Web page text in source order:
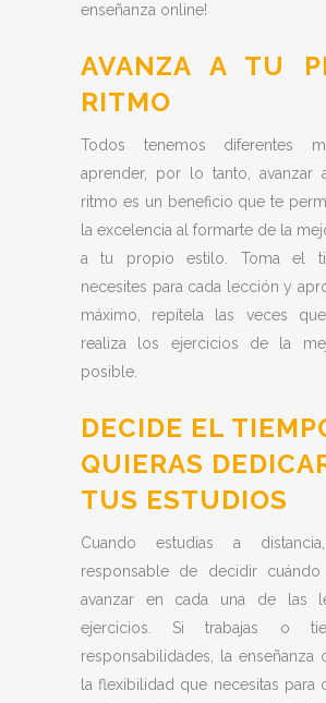
enseñanza online!
AVANZA A TU
RITMO
Todos tenemos diferentes
aprender, por lo tanto, avanzar
ritmo es un beneficio que te
la excelencia al formarte de la
a tu propio estilo. Toma el
necesites para cada lección y
máximo, repítela las veces
realiza los ejercicios de la
posible.
DECIDE EL
QUIERAS
TUS ESTUDIOS
Cuando estudias a
responsable de decidir
avanzar en cada una de las
ejercicios. Si trabajas o
responsabilidades, la enseñanza
la flexibilidad que necesitas para